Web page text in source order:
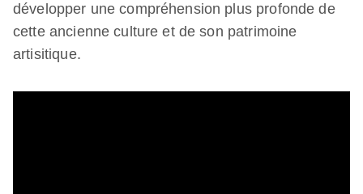
développer une compréhension plus profonde de
cette ancienne culture et de son patrimoine
artisitique.